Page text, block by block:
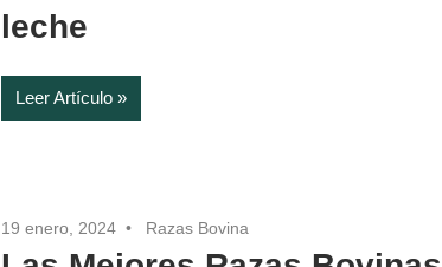
leche
Leer Artículo
19 enero, 2024 Razas Bovina